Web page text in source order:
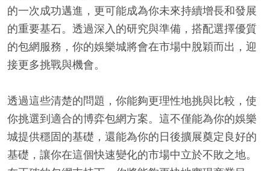
的一次成功邁進，更可能成為你未來持續增長和發展
的重要基石。透過深入的研究與準備，搭配選擇優質
的包網服務，你的娛樂城將會在市場中脫穎而出，迎
接更多挑戰與機會。
透過這些清楚的問題，你能夠更理性地挑與比較，使
你挑選到適合的博弈包網方案。這不僅能為你的娛樂
城提供穩固的基礎，還能為你的日後擴展奠定良好的
基礎，讓你在這個快速變化的市場中立於不敗之地。